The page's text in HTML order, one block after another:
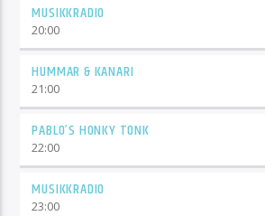
MUSIKKRADIO
20:00
HUMMAR & KANARI
21:00
PABLO’S HONKY TONK
22:00
MUSIKKRADIO
23:00